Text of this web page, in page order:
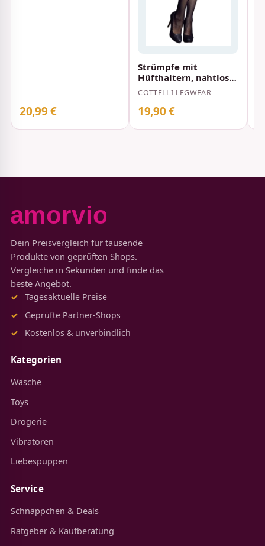
20,99 €
Strümpfe mit
Hüfthaltern, nahtlos
gefertigt Schwarz
COTTELLI LEGWEAR
19,90 €
Dein Preisvergleich für tausende
Produkte von geprüften Shops.
Vergleiche in Sekunden und finde das
beste Angebot.
Tagesaktuelle Preise
Geprüfte Partner-Shops
Kostenlos & unverbindlich
Kategorien
Wäsche
Toys
Drogerie
Vibratoren
Liebespuppen
Service
Schnäppchen & Deals
Ratgeber & Kaufberatung